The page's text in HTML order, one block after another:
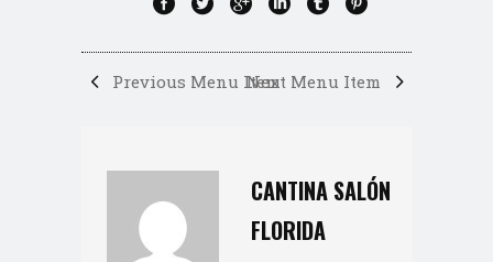
Previous Menu ItemNext Menu Item
CANTINA SALÓN
FLORIDA